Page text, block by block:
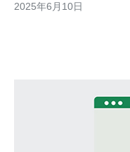
异，成为许多用户的首选。 韩国私人VPS提供商提供稳定的服务
2025年6月10日